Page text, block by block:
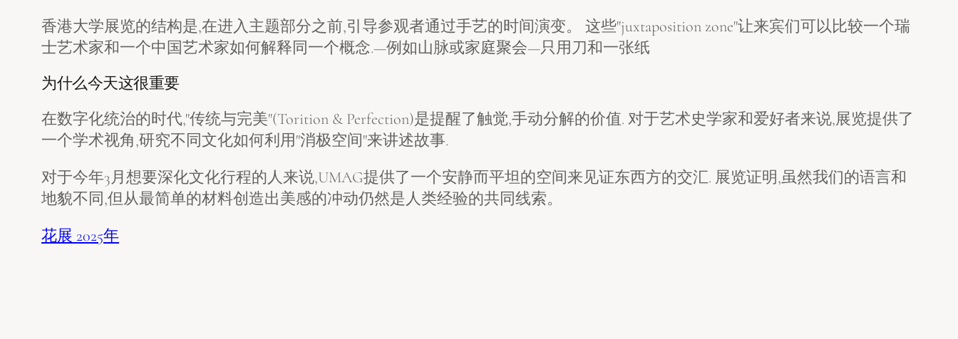
香港大学展览的结构是,在进入主题部分之前,引导参观者通过手艺的时间演变。 这些"juxtaposition zone"让来宾们可以比较一个瑞
士艺术家和一个中国艺术家如何解释同一个概念.—例如山脉或家庭聚会—只用刀和一张纸
为什么今天这很重要
在数字化统治的时代,"传统与完美"(Torition & Perfection)是提醒了触觉,手动分解的价值. 对于艺术史学家和爱好者来说,展览提供了
一个学术视角,研究不同文化如何利用"消极空间"来讲述故事.
对于今年3月想要深化文化行程的人来说,UMAG提供了一个安静而平坦的空间来见证东西方的交汇. 展览证明,虽然我们的语言和
地貌不同,但从最简单的材料创造出美感的冲动仍然是人类经验的共同线索。
花展 2025年